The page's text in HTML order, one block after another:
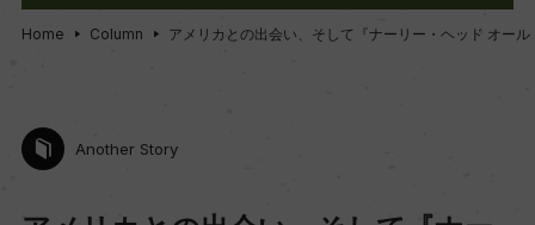
Home Column アメリカとの出会い、そして『ナーリー・ヘッド オー
Another Story